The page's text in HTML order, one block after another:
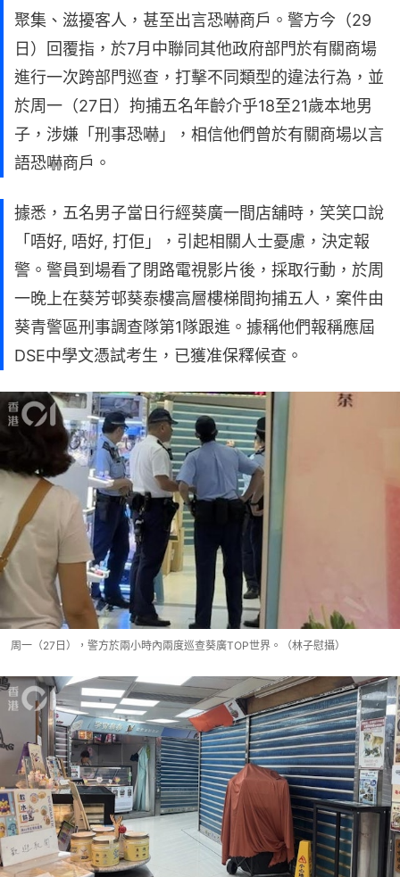
聚集、滋擾客人，甚至出言恐嚇商戶。警方今（29
日）回覆指，於7月中聯同其他政府部門於有關商場
進行一次跨部門巡查，打擊不同類型的違法行為，並
於周一（27日）拘捕五名年齡介乎18至21歲本地男
子，涉嫌「刑事恐嚇」，相信他們曾於有關商場以言
語恐嚇商戶。
據悉，五名男子當日行經葵廣一間店舖時，笑笑口說
「唔好, 唔好, 打佢」，引起相關人士憂慮，決定報
警。警員到場看了閉路電視影片後，採取行動，於周
一晚上在葵芳邨葵泰樓高層樓梯間拘捕五人，案件由
葵青警區刑事調查隊第1隊跟進。據稱他們報稱應屆
DSE中學文憑試考生，已獲准保釋候查。
周一（27日），警方於兩小時內兩度巡查葵廣TOP世界。（林子慰攝）